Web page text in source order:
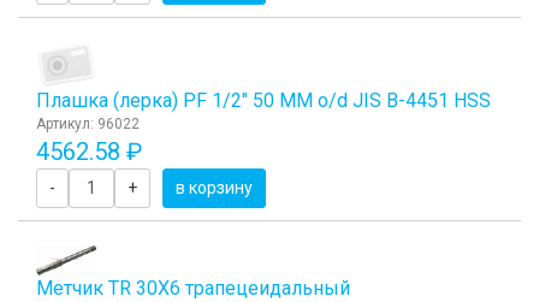
Плашка (лерка) PF 1/2" 50 ММ o/d JIS B-4451 HSS
Артикул: 96022
4562.58 ₽
- + в корзину
Метчик TR 30Х6 трапецеидальный